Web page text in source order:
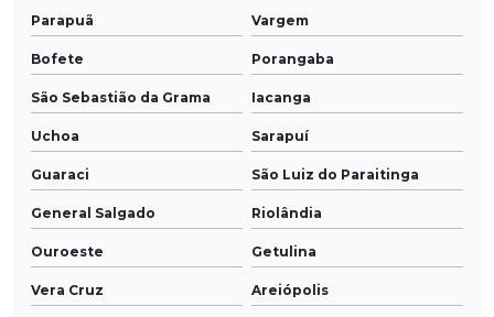
Parapuã Vargem
Bofete Porangaba
São Sebastião da Grama Iacanga
Uchoa Sarapuí
Guaraci São Luiz do Paraitinga
General Salgado Riolândia
Ouroeste Getulina
Vera Cruz Areiópolis